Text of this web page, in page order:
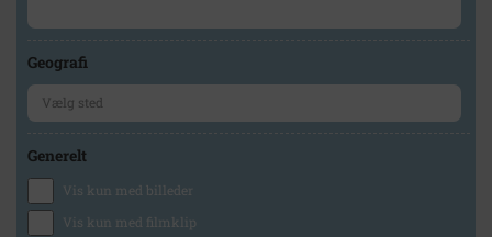
Geografi
Generelt
Vis kun med billeder
Vis kun med filmklip